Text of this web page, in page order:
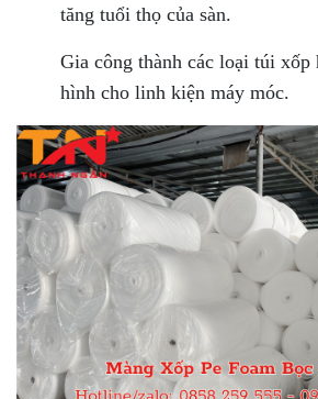
tăng tuổi thọ của sàn.
Gia công thành các loại túi xốp
hình cho linh kiện máy móc.